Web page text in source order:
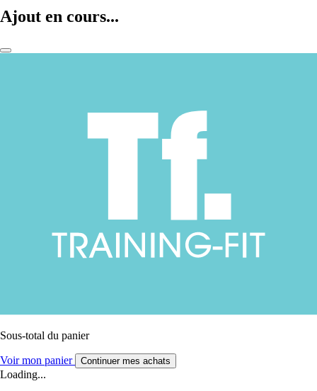
Ajout en cours...
Sous-total du panier
Voir mon panier Continuer mes achats
Loading...